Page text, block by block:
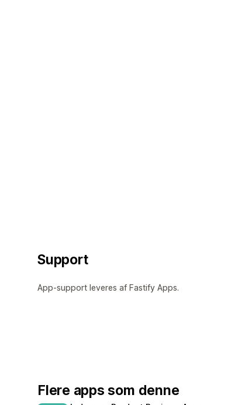
Support
App-support leveres af Fastify Apps.
Flere apps som denne